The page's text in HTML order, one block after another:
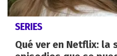
SERIES
Qué ver en Netflix: la